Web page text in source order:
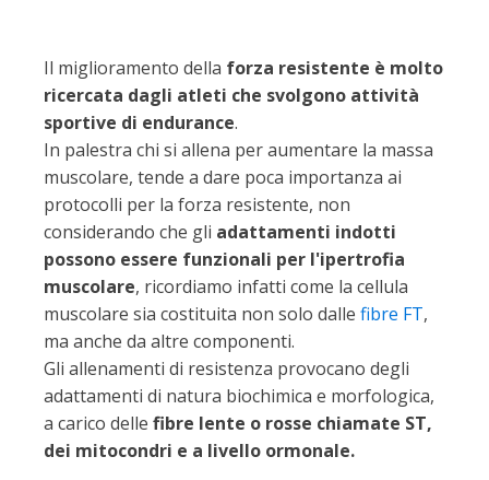
Il miglioramento della forza resistente è molto
ricercata dagli atleti che svolgono attività
sportive di endurance.
In palestra chi si allena per aumentare la massa
muscolare, tende a dare poca importanza ai
protocolli per la forza resistente, non
considerando che gli adattamenti indotti
possono essere funzionali per l'ipertrofia
muscolare, ricordiamo infatti come la cellula
muscolare sia costituita non solo dalle fibre FT,
ma anche da altre componenti.
Gli allenamenti di resistenza provocano degli
adattamenti di natura biochimica e morfologica,
a carico delle fibre lente o rosse chiamate ST,
dei mitocondri e a livello ormonale.